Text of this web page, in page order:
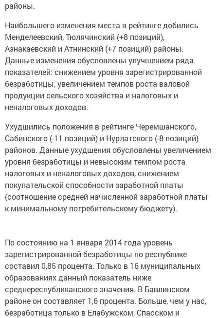
районы.
Наибольшего изменения места в рейтинге добились
Менделеевский, Тюлячинский (+8 позиций),
Азнакаевский и Атнинский (+7 позиций) районы.
Данные изменения обусловлены улучшением ряда
показателей: снижением уровня зарегистрированной
безработицы, увеличением темпов роста валовой
продукции сельского хозяйства и налоговых и
неналоговых доходов.
Ухудшились положения в рейтинге Черемшанского,
Сабинского (-11 позиций) и Нурлатского (-8 позиций)
районов. Данные ухудшения обусловлены увеличением
уровня безработицы и невысоким темпом роста
налоговых и неналоговых доходов, снижением
покупательской способности заработной платы
(соотношение средней начисленной заработной платы
к минимальному потребительскому бюджету).
По состоянию на 1 января 2014 года уровень
зарегистрированной безработицы по республике
составил 0,85 процента. Только в 16 муниципальных
образованиях данный показатель ниже
среднереспубликанского значения. В Бавлинском
районе он составляет 1,6 процента. Больше, чем у нас,
безработица только в Елабужском, Спасском и